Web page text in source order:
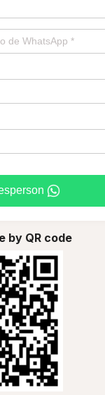
by QR code